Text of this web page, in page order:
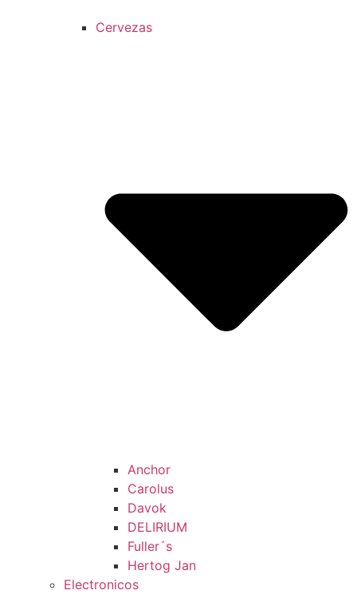
Cervezas
Anchor
Carolus
Davok
DELIRIUM
Fuller´s
Hertog Jan
Electronicos